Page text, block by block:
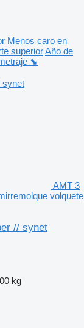
Menos caro en
superiorAño de
⬊
AMT 3
volquete
// synet
kg